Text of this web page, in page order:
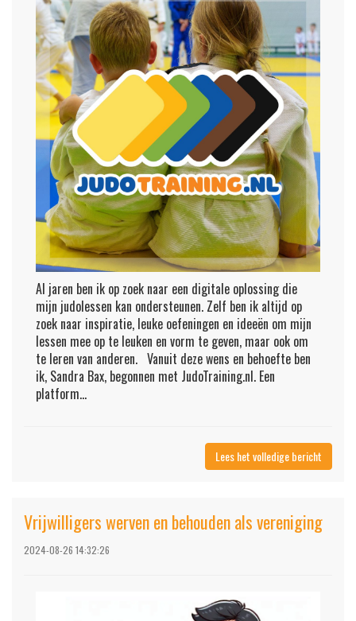
Al jaren ben ik op zoek naar een digitale oplossing die
mijn judolessen kan ondersteunen. Zelf ben ik altijd op
zoek naar inspiratie, leuke oefeningen en ideeën om mijn
lessen mee op te leuken en vorm te geven, maar ook om
te leren van anderen. Vanuit deze wens en behoefte ben
ik, Sandra Bax, begonnen met JudoTraining.nl. Een
platform...
Lees het volledige bericht
Vrijwilligers werven en behouden als vereniging
2024-08-26 14:32:26